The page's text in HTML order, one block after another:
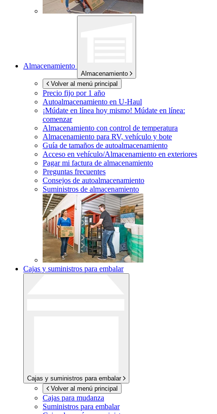
Almacenamiento
Almacenamiento
Volver al menú principal
Precio fijo por 1 año
Autoalmacenamiento en U-Haul
¡Múdate en línea hoy mismo! Múdate en línea:
comenzar
Almacenamiento con control de temperatura
Almacenamiento para RV, vehículo y bote
Guía de tamaños de autoalmacenamiento
Acceso en vehículo/Almacenamiento en exteriores
Pagar mi factura de almacenamiento
Preguntas frecuentes
Consejos de autoalmacenamiento
Suministros de almacenamiento
Cajas y suministros para embalar
Cajas y suministros para embalar
Volver al menú principal
Cajas para mudanza
Suministros para embalar